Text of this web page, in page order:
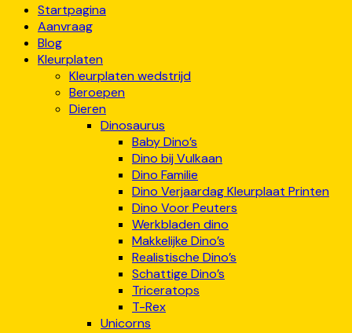
Startpagina
Aanvraag
Blog
Kleurplaten
Kleurplaten wedstrijd
Beroepen
Dieren
Dinosaurus
Baby Dino’s
Dino bij Vulkaan
Dino Familie
Dino Verjaardag Kleurplaat Printen
Dino Voor Peuters
Werkbladen dino
Makkelijke Dino’s
Realistische Dino’s
Schattige Dino’s
Triceratops
T-Rex
Unicorns